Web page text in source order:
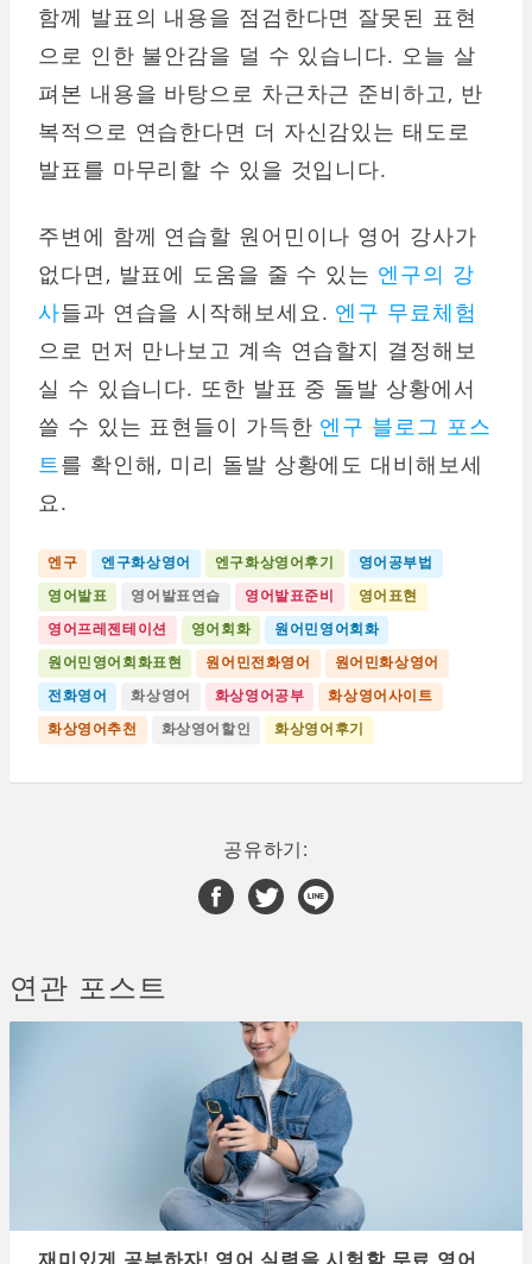
함께 발표의 내용을 점검한다면 잘못된 표현
으로 인한 불안감을 덜 수 있습니다. 오늘 살
펴본 내용을 바탕으로 차근차근 준비하고, 반
복적으로 연습한다면 더 자신감있는 태도로
발표를 마무리할 수 있을 것입니다.
주변에 함께 연습할 원어민이나 영어 강사가
없다면, 발표에 도움을 줄 수 있는 엔구의 강
사들과 연습을 시작해보세요. 엔구 무료체험
으로 먼저 만나보고 계속 연습할지 결정해보
실 수 있습니다. 또한 발표 중 돌발 상황에서
쓸 수 있는 표현들이 가득한 엔구 블로그 포스
트 를 확인해, 미리 돌발 상황에도 대비해보세
요.
엔구 엔구화상영어 엔구화상영어후기
영어공부법
영어발표
영어발표연습 영어발표준비
영어표현
영어프레젠테이션
영어회화
원어민영어회화
원어민영어회화표현
원어민전화영어
원어민화상영어
전화영어
화상영어 화상영어공부
화상영어사이트
화상영어추천
화상영어할인 화상영어후기
공유하기:
연관 포스트